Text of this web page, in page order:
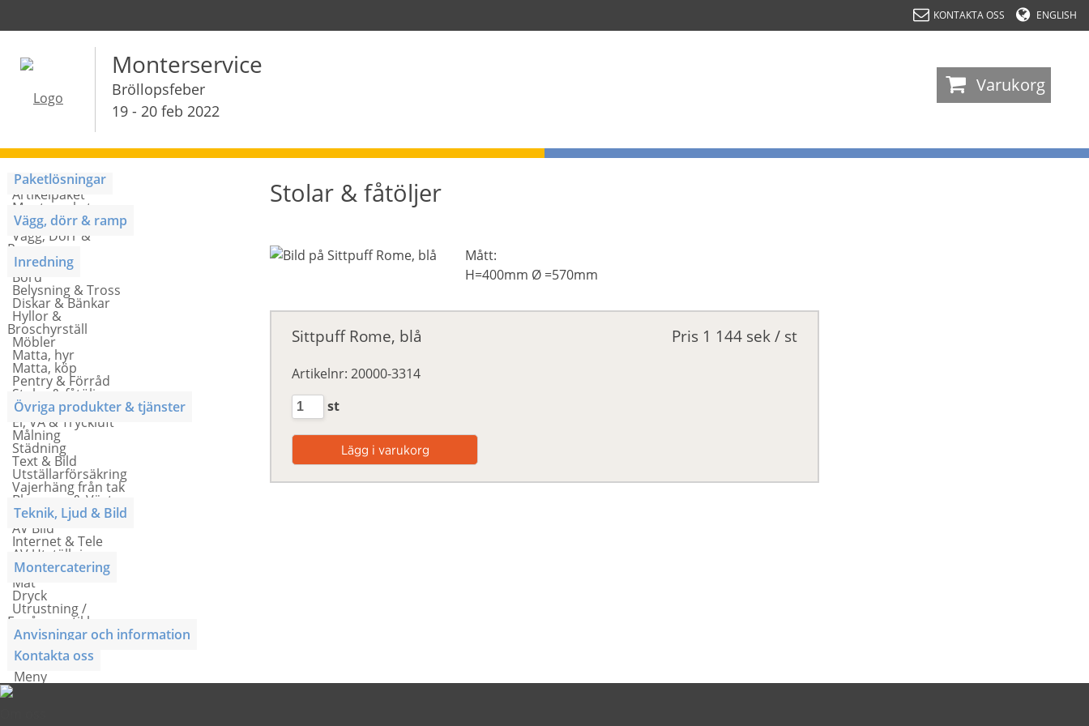
KONTAKTA OSS- ENGLISH
Varukorg
Monterservice
Bröllopsfeber
19 - 20 feb 2022
Paketlösningar
Artikelpaket
Monterpaket
Vägg, dörr & ramp
Vägg, Dörr &
Ramp
Inredning
Bord
Belysning & Tross
Diskar & Bänkar
Hyllor &
Broschyrställ
Möbler
Matta, hyr
Matta, köp
Pentry & Förråd
Stolar & fåtöljer
Övriga produkter & tjänster
El, VA & Tryckluft
Målning
Städning
Text & Bild
Utställarförsäkring
Vajerhäng från tak
Blommor & Växter
Teknik, Ljud & Bild
AV Bild
Internet & Tele
AV Utställning
Montercatering
Mat
Dryck
Utrustning /
Engångsartiklar
Anvisningar och information
Kontakta oss
Meny
Stolar & fåtöljer
Mått:
H=400mm Ø =570mm
Pris 1 144 sek / st
Sittpuff Rome, blå
Artikelnr: 20000-3314
st